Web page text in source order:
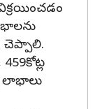
చెప్పాలి.
లాభాలు